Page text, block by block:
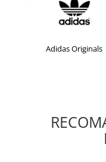
Adidas Originals